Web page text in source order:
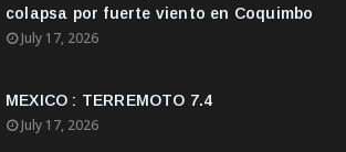
colapsa por fuerte viento en Coquimbo
July 17, 2026
MEXICO : TERREMOTO 7.4
July 17, 2026